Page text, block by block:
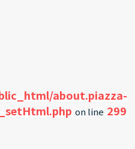
about.piazza-
on line 299